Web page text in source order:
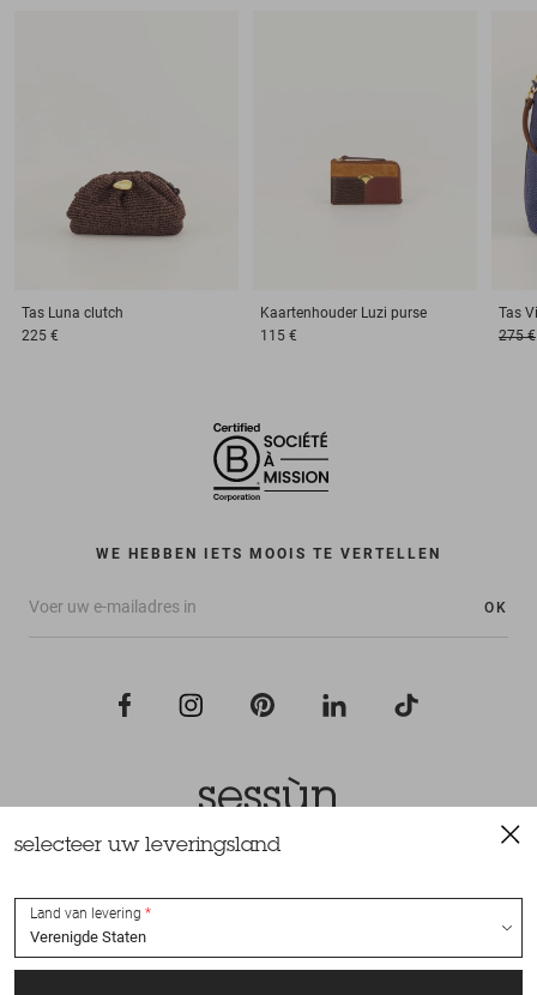
Tas Luna clutch
225 €
Kaartenhouder Luzi purse
115 €
Tas
275 €
WE HEBBEN IETS MOOIS TE VERTELLEN
OK
Alle rechten voorbehouden Sessùn 2022
selecteer uw leveringsland
Land van levering